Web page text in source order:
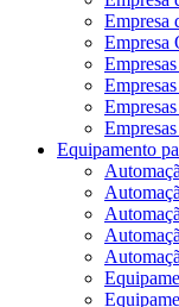
Empresa
Empresa
Equipamento